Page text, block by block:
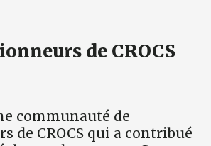
de CROCS
communauté de
de CROCS qui a contribué